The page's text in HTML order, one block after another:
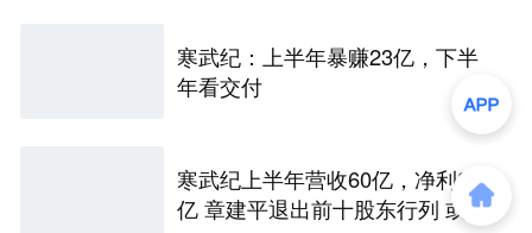
寒武纪：上半年暴赚23亿，下半
年看交付
寒武纪上半年营收60亿，净利23
亿 章建平退出前十股东行列 或套